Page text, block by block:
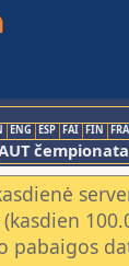
ENG ESP FAI FIN FRA
pabaigos